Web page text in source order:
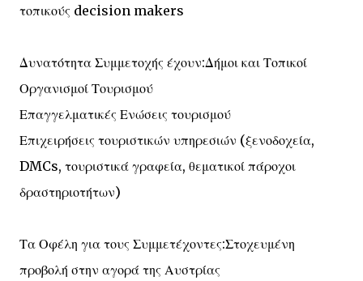
τοπικούς decision makers
Δυνατότητα Συμμετοχής έχουν:Δήμοι και Τοπικοί
Οργανισμοί Τουρισμού
Επαγγελματικές Ενώσεις τουρισμού
Επιχειρήσεις τουριστικών υπηρεσιών (ξενοδοχεία,
DMCs, τουριστικά γραφεία, θεματικοί πάροχοι
δραστηριοτήτων)
Τα Οφέλη για τους Συμμετέχοντες:Στοχευμένη
προβολή στην αγορά της Αυστρίας